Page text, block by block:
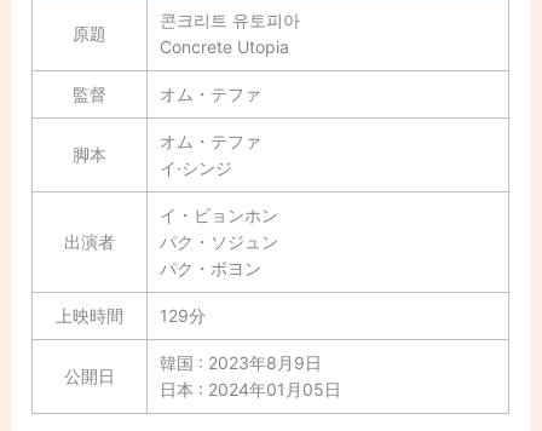
原題
콘크리트 유토피아
Concrete Utopia
監督 オム・テファ
脚本
オム・テファ
イ·シンジ
出演者
イ・ビョンホン
パク・ソジュン
パク・ボヨン
上映時間 129分
公開日
韓国 : 2023年8月9日
日本 : 2024年01月05日